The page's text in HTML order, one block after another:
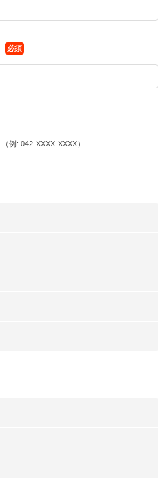
必須
（例: 042-XXXX-XXXX）